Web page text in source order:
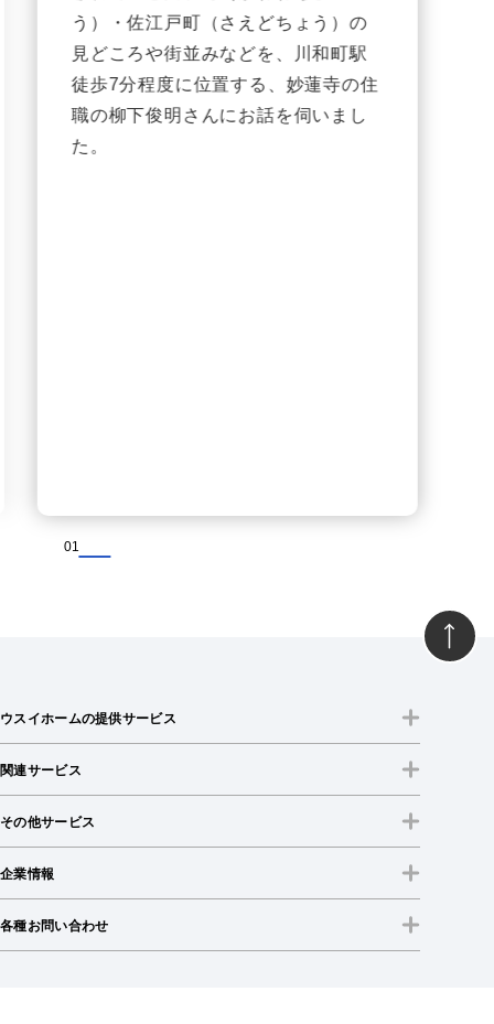
う）・佐江戸町（さえどちょう）の
見どころや街並みなどを、川和町駅
徒歩7分程度に位置する、妙蓮寺の住
職の柳下俊明さんにお話を伺いまし
た。
01
ウスイホームの提供サービス
関連サービス
その他サービス
企業情報
各種お問い合わせ